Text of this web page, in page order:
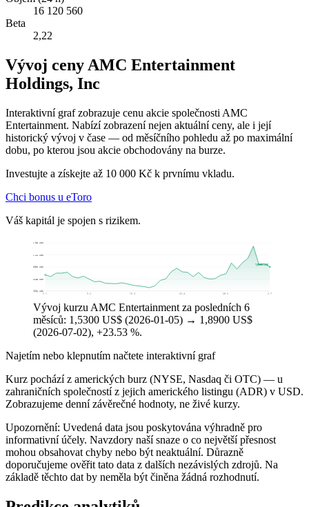
16 120 560
Beta
2,22
Vývoj ceny AMC Entertainment
Holdings, Inc
Interaktivní graf zobrazuje cenu akcie společnosti AMC
Entertainment. Nabízí zobrazení nejen aktuální ceny, ale i její
historický vývoj v čase — od měsíčního pohledu až po maximální
dobu, po kterou jsou akcie obchodovány na burze.
Investujte a získejte až 10 000 Kč k prvnímu vkladu.
Chci bonus u eToro
Váš kapitál je spojen s rizikem.
0,7996 US$
1,3448 US$
1,8900 US$
2,44 US$
2,98 US$
5. 1. 9. 2. 16. 3. 23. 4. 28. 5. 2. 7.
1,8900 US$
Vývoj kurzu AMC Entertainment za posledních 6
měsíců: 1,5300 US$ (2026-01-05) → 1,8900 US$
(2026-07-02), +23.53 %.
Najetím nebo klepnutím načtete interaktivní graf
Kurz pochází z amerických burz (NYSE, Nasdaq či OTC) — u
zahraničních společností z jejich amerického listingu (ADR) v USD.
Zobrazujeme denní závěrečné hodnoty, ne živé kurzy.
Upozornění: Uvedená data jsou poskytována výhradně pro
informativní účely. Navzdory naší snaze o co největší přesnost
mohou obsahovat chyby nebo být neaktuální. Důrazně
doporučujeme ověřit tato data z dalších nezávislých zdrojů. Na
základě těchto dat by neměla být činěna žádná rozhodnutí.